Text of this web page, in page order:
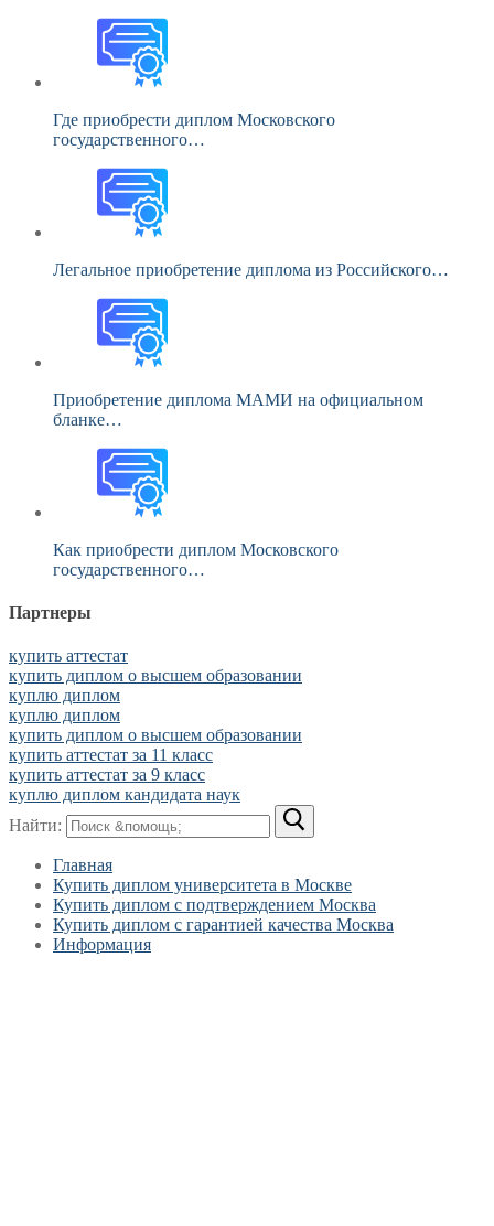
Где приобрести диплом Московского
государственного…
Легальное приобретение диплома из Российского…
Приобретение диплома МАМИ на официальном
бланке…
Как приобрести диплом Московского
государственного…
Партнеры
купить аттестат
купить диплом о высшем образовании
куплю диплом
куплю диплом
купить диплом о высшем образовании
купить аттестат за 11 класс
купить аттестат за 9 класс
куплю диплом кандидата наук
Найти:
Главная
Купить диплом университета в Москве
Купить диплом с подтверждением Москва
Купить диплом с гарантией качества Москва
Информация